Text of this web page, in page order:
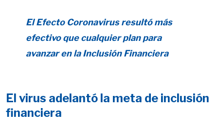
El Efecto Coronavirus resultó más
efectivo que cualquier plan para
avanzar en la Inclusión Financiera
El virus adelantó la meta de inclusión
financiera